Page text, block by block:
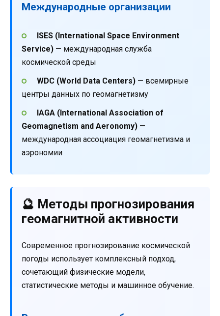
Международные организации
ISES (International Space Environment
Service) — международная служба
космической среды
WDC (World Data Centers)— всемирные
центры данных по геомагнетизму
IAGA (International Association of
Geomagnetism and Aeronomy) —
международная ассоциация геомагнетизма и
аэрономии
🔮 Методы прогнозирования
геомагнитной активности
Современное прогнозирование космической
погоды использует комплексный подход,
сочетающий физические модели,
статистические методы и машинное обучение.